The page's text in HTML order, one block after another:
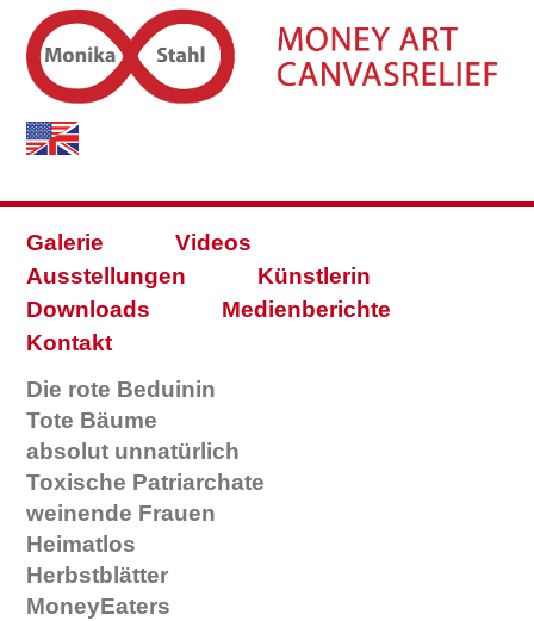
Galerie
Videos
Ausstellungen
Künstlerin
Downloads
Medienberichte
Kontakt
Die rote Beduinin
Tote Bäume
absolut unnatürlich
Toxische Patriarchate
weinende Frauen
Heimatlos
Herbstblätter
MoneyEaters